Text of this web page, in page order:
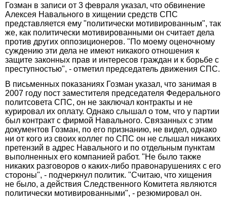
Гозман в записи от 3 февраля указал, что обвинение
Алексея Навального в хищении средств СПС
представляется ему "политически мотивированным", так
же, как политически мотивированными он считает дела
против других оппозиционеров. "По моему оценочному
суждению эти дела не имеют никакого отношения к
защите законных прав и интересов граждан и к борьбе с
преступностью", - отметил председатель движения СПС.
В письменных показаниях Гозман указал, что занимая в
2007 году пост заместителя председателя Федерального
политсовета СПС, он не заключал контракты и не
курировал их оплату. Однако слышал о том, что у партии
был контракт с фирмой Навального. Связанных с этим
документов Гозман, по его признанию, не видел, однако
ни от кого из своих коллег по СПС он не слышал никаких
претензий в адрес Навального и по отдельным пунктам
выполненных его компанией работ. "Не было также
никаких разговоров о каких-либо правонарушениях с его
стороны", - подчеркнул политик. "Считаю, что хищения
не было, а действия Следственного Комитета являются
политически мотивированными", - резюмировал он.